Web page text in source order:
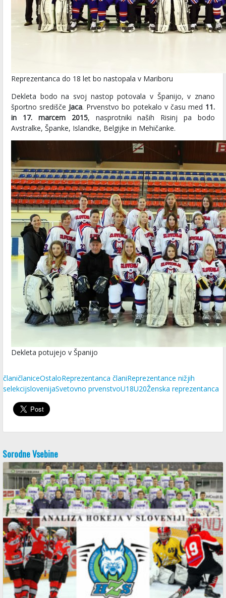
Reprezentanca do 18 let bo nastopala v Mariboru
Dekleta bodo na svoj nastop potovala v Španijo, v znano
športno središče Jaca. Prvenstvo bo potekalo v času med 11.
in 17. marcem 2015, nasprotniki naših Risinj pa bodo
Avstralke, Španke, Islandke, Belgijke in Mehičanke.
Dekleta potujejo v Španijo
članičlaniceOstaloReprezentanca članiReprezentance nižjih
selekcijslovenijaSvetovno prvenstvoU18U20Ženska reprezentanca
Sorodne Vsebine